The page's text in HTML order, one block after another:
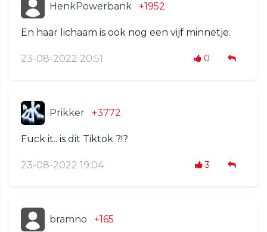
HenkPowerbank +1952
En haar lichaam is ook nog een vijf minnetje.
23-08-2022 20:51 0
Prikker +3772
Fuck it.. is dit Tiktok ?!?
23-08-2022 19:04 3
bramno +165